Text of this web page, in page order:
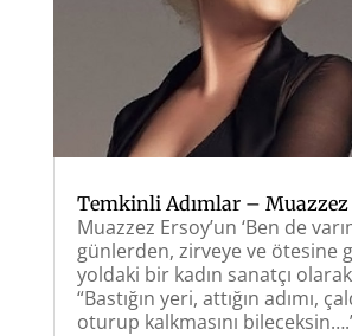
Temkinli Adımlar – Muazzez
Muazzez Ersoy’un ‘Ben de
günlerden, zirveye ve ötesine
yoldaki bir kadın sanatçı
“Bastığın yeri, attığın adımı,
oturup kalkmasını